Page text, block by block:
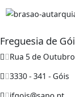
Freguesia de
Rua 5 de
3330 - 341 - Góis